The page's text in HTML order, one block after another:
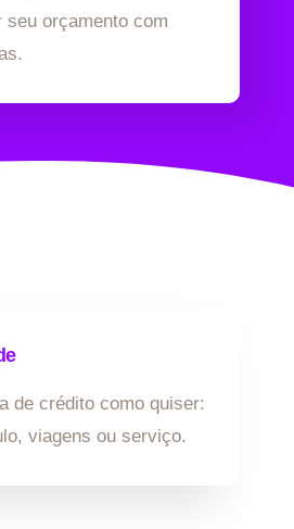
seu orçamento com
de crédito como quiser:
viagens ou serviço.